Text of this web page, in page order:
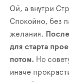
Ой, а внутри
Спокойно, без
желания.
для старта
потом. Но
иначе